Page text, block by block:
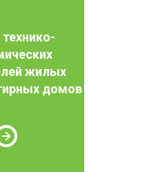
жилых
домов